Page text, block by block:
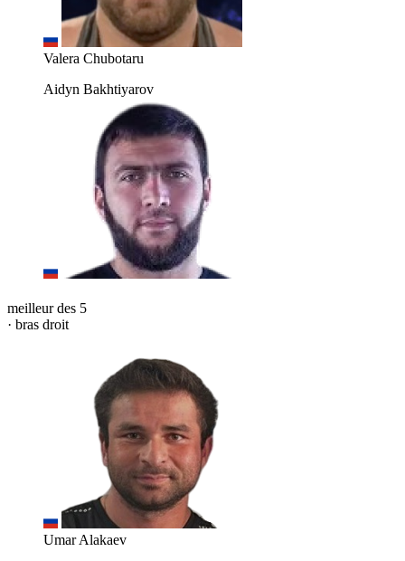
Valera Chubotaru
Aidyn Bakhtiyarov
meilleur des 5
· bras droit
Umar Alakaev